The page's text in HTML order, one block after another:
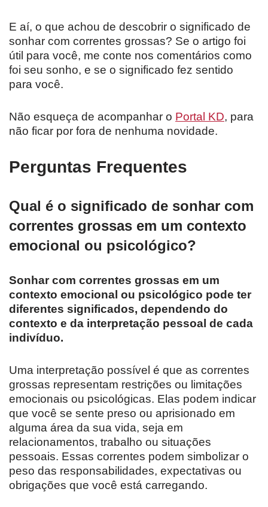
E aí, o que achou de descobrir o significado de
sonhar com correntes grossas? Se o artigo foi
útil para você, me conte nos comentários como
foi seu sonho, e se o significado fez sentido
para você.
Não esqueça de acompanhar o Portal KD, para
não ficar por fora de nenhuma novidade.
Perguntas Frequentes
Qual é o significado de sonhar com
correntes grossas em um contexto
emocional ou psicológico?
Sonhar com correntes grossas em um
contexto emocional ou psicológico pode ter
diferentes significados, dependendo do
contexto e da interpretação pessoal de cada
indivíduo.
Uma interpretação possível é que as correntes
grossas representam restrições ou limitações
emocionais ou psicológicas. Elas podem indicar
que você se sente preso ou aprisionado em
alguma área da sua vida, seja em
relacionamentos, trabalho ou situações
pessoais. Essas correntes podem simbolizar o
peso das responsabilidades, expectativas ou
obrigações que você está carregando.